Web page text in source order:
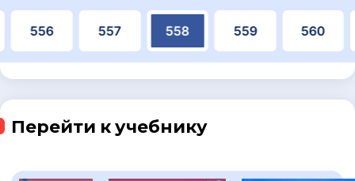
556 557 558 559 560
Перейти к учебнику